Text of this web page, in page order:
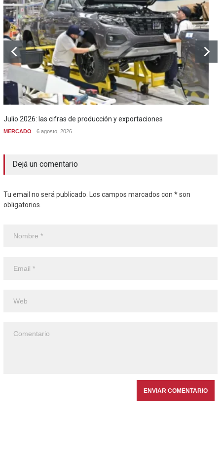
Julio 2026: las cifras de producción y exportaciones
MERCADO 6 agosto, 2026
Dejá un comentario
Tu email no será publicado. Los campos marcados con * son
obligatorios.